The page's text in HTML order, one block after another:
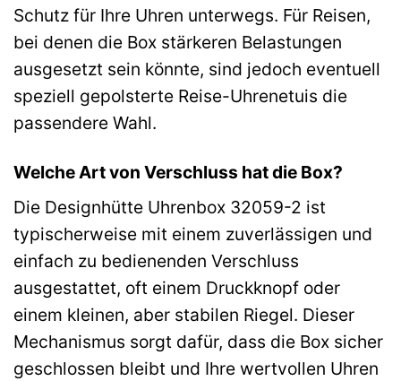
Schutz für Ihre Uhren unterwegs. Für Reisen,
bei denen die Box stärkeren Belastungen
ausgesetzt sein könnte, sind jedoch eventuell
speziell gepolsterte Reise-Uhrenetuis die
passendere Wahl.
Welche Art von Verschluss hat die Box?
Die Designhütte Uhrenbox 32059-2 ist
typischerweise mit einem zuverlässigen und
einfach zu bedienenden Verschluss
ausgestattet, oft einem Druckknopf oder
einem kleinen, aber stabilen Riegel. Dieser
Mechanismus sorgt dafür, dass die Box sicher
geschlossen bleibt und Ihre wertvollen Uhren